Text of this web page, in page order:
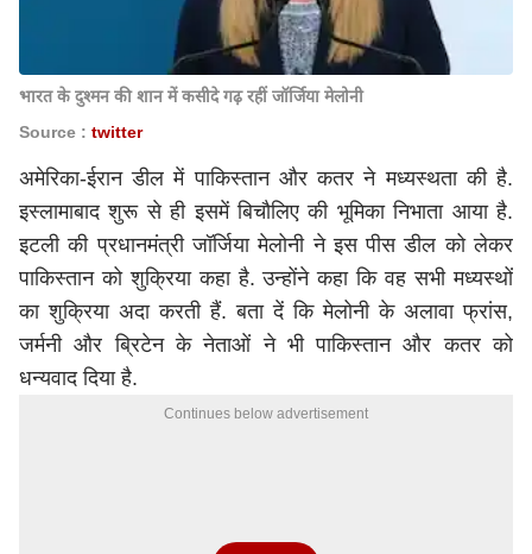
भारत के दुश्मन की शान में कसीदे गढ़ रहीं जॉर्जिया मेलोनी
Source : twitter
अमेरिका-ईरान डील में पाकिस्तान और कतर ने मध्यस्थता की है.
इस्लामाबाद शुरू से ही इसमें बिचौलिए की भूमिका निभाता आया है.
इटली की प्रधानमंत्री जॉर्जिया मेलोनी ने इस पीस डील को लेकर
पाकिस्तान को शुक्रिया कहा है. उन्होंने कहा कि वह सभी मध्यस्थों
का शुक्रिया अदा करती हैं. बता दें कि मेलोनी के अलावा फ्रांस,
जर्मनी और ब्रिटेन के नेताओं ने भी पाकिस्तान और कतर को
धन्यवाद दिया है.
Continues below advertisement